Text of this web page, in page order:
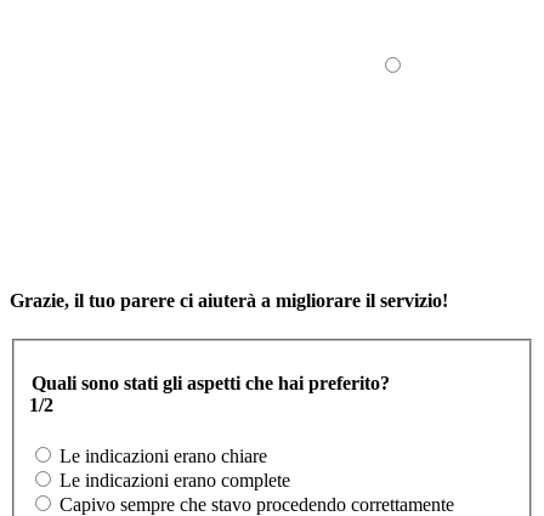
Grazie, il tuo parere ci aiuterà a migliorare il servizio!
Quali sono stati gli aspetti che hai preferito?
1/2
Le indicazioni erano chiare
Le indicazioni erano complete
Capivo sempre che stavo procedendo correttamente